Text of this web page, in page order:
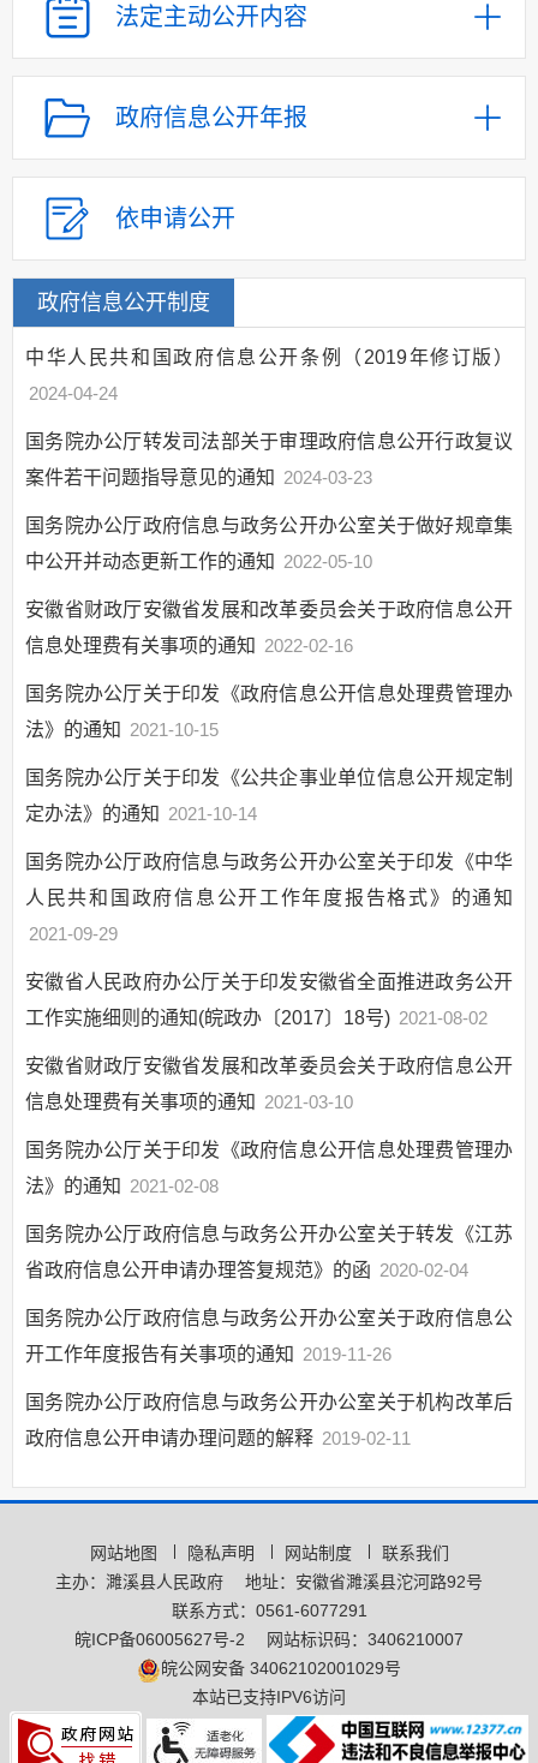
法定主动公开内容
政府信息公开年报
依申请公开
政府信息公开制度
中华人民共和国政府信息公开条例（2019年修订版）
2024-04-24
国务院办公厅转发司法部关于审理政府信息公开行政复议
案件若干问题指导意见的通知 2024-03-23
国务院办公厅政府信息与政务公开办公室关于做好规章集
中公开并动态更新工作的通知 2022-05-10
安徽省财政厅安徽省发展和改革委员会关于政府信息公开
信息处理费有关事项的通知 2022-02-16
国务院办公厅关于印发《政府信息公开信息处理费管理办
法》的通知 2021-10-15
国务院办公厅关于印发《公共企事业单位信息公开规定制
定办法》的通知 2021-10-14
国务院办公厅政府信息与政务公开办公室关于印发《中华
人民共和国政府信息公开工作年度报告格式》的通知
2021-09-29
安徽省人民政府办公厅关于印发安徽省全面推进政务公开
工作实施细则的通知(皖政办〔2017〕18号) 2021-08-02
安徽省财政厅安徽省发展和改革委员会关于政府信息公开
信息处理费有关事项的通知 2021-03-10
国务院办公厅关于印发《政府信息公开信息处理费管理办
法》的通知 2021-02-08
国务院办公厅政府信息与政务公开办公室关于转发《江苏
省政府信息公开申请办理答复规范》的函 2020-02-04
国务院办公厅政府信息与政务公开办公室关于政府信息公
开工作年度报告有关事项的通知 2019-11-26
国务院办公厅政府信息与政务公开办公室关于机构改革后
政府信息公开申请办理问题的解释 2019-02-11
网站地图 隐私声明 网站制度
联系我们
主办：濉溪县人民政府
地址：安徽省濉溪县沱河路92号
联系方式：0561-6077291
皖ICP备06005627号-2
网站标识码：3406210007
皖公网安备 34062102001029号
本站已支持IPV6访问